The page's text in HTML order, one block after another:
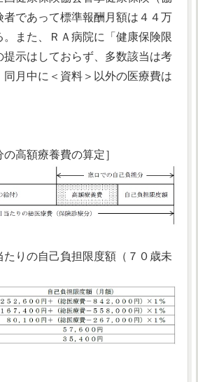
者であって標準報酬月額は４４万
。また、ＲＡ病院に「健康保険限
提示はしておらず、多数該当は考
同月中に＜資料＞以外の医療費は
の高額療養費の算定］
たりの自己負担限度額（７０歳未